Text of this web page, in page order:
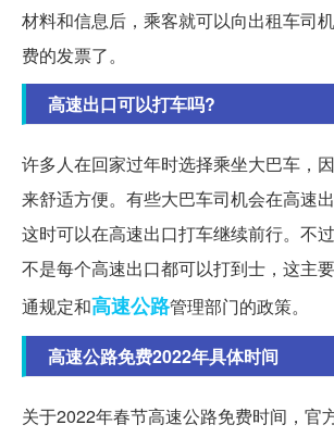
材料和信息后，乘客就可以向出租车司
费的发票了。
高速出口可以打车吗?
许多人在回家过年时选择乘坐大巴车，
来舒适方便。有些大巴车司机会在高速
这时可以在高速出口打车继续前行。不
不是每个高速出口都可以打到士，这主
通规定和高速公路管理部门的政策。
高速公路免费2022年具体时间
关于2022年春节高速公路免费时间，官